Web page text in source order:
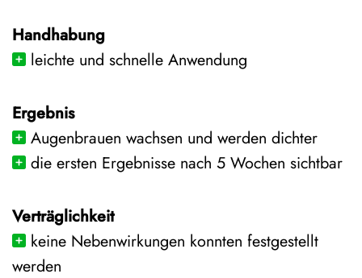
Handhabung
leichte und schnelle Anwendung
Ergebnis
Augenbrauen wachsen und werden dichter
die ersten Ergebnisse nach 5 Wochen sichtbar
Verträglichkeit
keine Nebenwirkungen konnten festgestellt
werden